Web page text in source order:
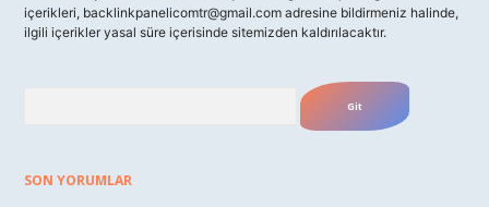
içerikleri, backlinkpanelicomtr@gmail.com adresine bildirmeniz halinde,
ilgili içerikler yasal süre içerisinde sitemizden kaldırılacaktır.
SON YORUMLAR